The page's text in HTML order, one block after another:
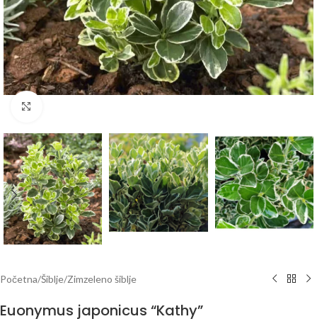
Početna/Šiblje/Zimzeleno šiblje
Euonymus japonicus “Kathy”